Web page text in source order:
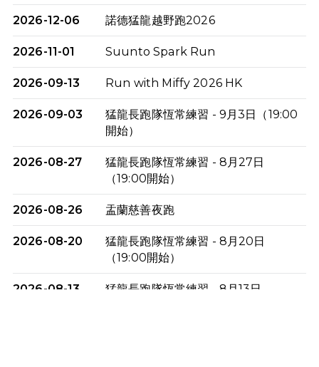
2026-12-06 諾德猛龍越野跑2026
2026-11-01 Suunto Spark Run
2026-09-13 Run with Miffy 2026 HK
2026-09-03
猛龍長跑隊恆常練習 - 9月3日（19:00
開始）
2026-08-27
猛龍長跑隊恆常練習 - 8月27日
（19:00開始）
2026-08-26 盂蘭慈善夜跑
2026-08-20
猛龍長跑隊恆常練習 - 8月20日
（19:00開始）
2026-08-13
猛龍長跑隊恆常練習 - 8月13日